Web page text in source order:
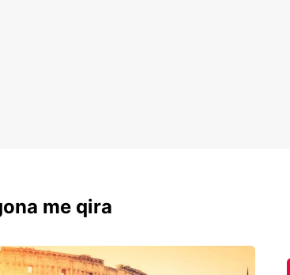
me qira